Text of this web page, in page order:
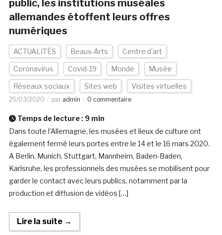
public, les institutions muséales
allemandes étoffent leurs offres
numériques
ACTUALITÉS Beaux-Arts Centre d'art
Coronavirus Covid-19 Monde Musée
Réseaux sociaux Sites web Visites virtuelles
25/03/2020 par admin 0 commentaire
Temps de lecture : 9 min
Dans toute l’Allemagne, les musées et lieux de culture ont
également fermé leurs portes entre le 14 et le 16 mars 2020.
A Berlin, Munich, Stuttgart, Mannheim, Baden-Baden,
Karlsruhe, les professionnels des musées se mobilisent pour
garder le contact avec leurs publics, notamment par la
production et diffusion de vidéos […]
Lire la suite →